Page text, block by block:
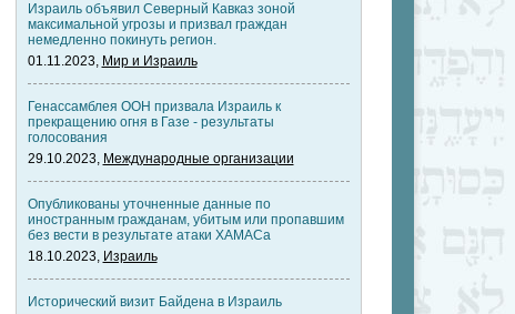
Израиль объявил Северный Кавказ зоной
максимальной угрозы и призвал граждан
немедленно покинуть регион.
01.11.2023, Мир и Израиль
Генассамблея ООН призвала Израиль к
прекращению огня в Газе - результаты
голосования
29.10.2023, Международные организации
Опубликованы уточненные данные по
иностранным гражданам, убитым или пропавшим
без вести в результате атаки ХАМАСа
18.10.2023, Израиль
Исторический визит Байдена в Израиль